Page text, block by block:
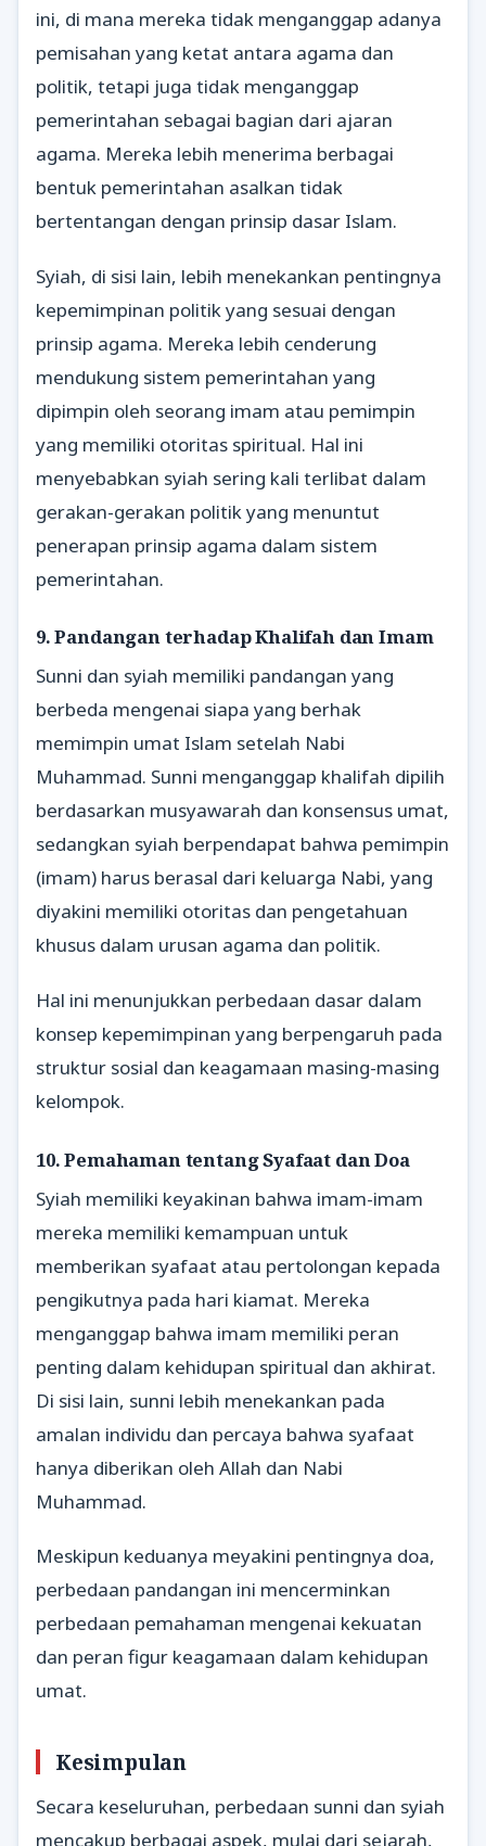
ini, di mana mereka tidak menganggap adanya
pemisahan yang ketat antara agama dan
politik, tetapi juga tidak menganggap
pemerintahan sebagai bagian dari ajaran
agama. Mereka lebih menerima berbagai
bentuk pemerintahan asalkan tidak
bertentangan dengan prinsip dasar Islam.
Syiah, di sisi lain, lebih menekankan pentingnya
kepemimpinan politik yang sesuai dengan
prinsip agama. Mereka lebih cenderung
mendukung sistem pemerintahan yang
dipimpin oleh seorang imam atau pemimpin
yang memiliki otoritas spiritual. Hal ini
menyebabkan syiah sering kali terlibat dalam
gerakan-gerakan politik yang menuntut
penerapan prinsip agama dalam sistem
pemerintahan.
9. Pandangan terhadap Khalifah dan Imam
Sunni dan syiah memiliki pandangan yang
berbeda mengenai siapa yang berhak
memimpin umat Islam setelah Nabi
Muhammad. Sunni menganggap khalifah dipilih
berdasarkan musyawarah dan konsensus umat,
sedangkan syiah berpendapat bahwa pemimpin
(imam) harus berasal dari keluarga Nabi, yang
diyakini memiliki otoritas dan pengetahuan
khusus dalam urusan agama dan politik.
Hal ini menunjukkan perbedaan dasar dalam
konsep kepemimpinan yang berpengaruh pada
struktur sosial dan keagamaan masing-masing
kelompok.
10. Pemahaman tentang Syafaat dan Doa
Syiah memiliki keyakinan bahwa imam-imam
mereka memiliki kemampuan untuk
memberikan syafaat atau pertolongan kepada
pengikutnya pada hari kiamat. Mereka
menganggap bahwa imam memiliki peran
penting dalam kehidupan spiritual dan akhirat.
Di sisi lain, sunni lebih menekankan pada
amalan individu dan percaya bahwa syafaat
hanya diberikan oleh Allah dan Nabi
Muhammad.
Meskipun keduanya meyakini pentingnya doa,
perbedaan pandangan ini mencerminkan
perbedaan pemahaman mengenai kekuatan
dan peran figur keagamaan dalam kehidupan
umat.
Kesimpulan
Secara keseluruhan, perbedaan sunni dan syiah
mencakup berbagai aspek, mulai dari sejarah,